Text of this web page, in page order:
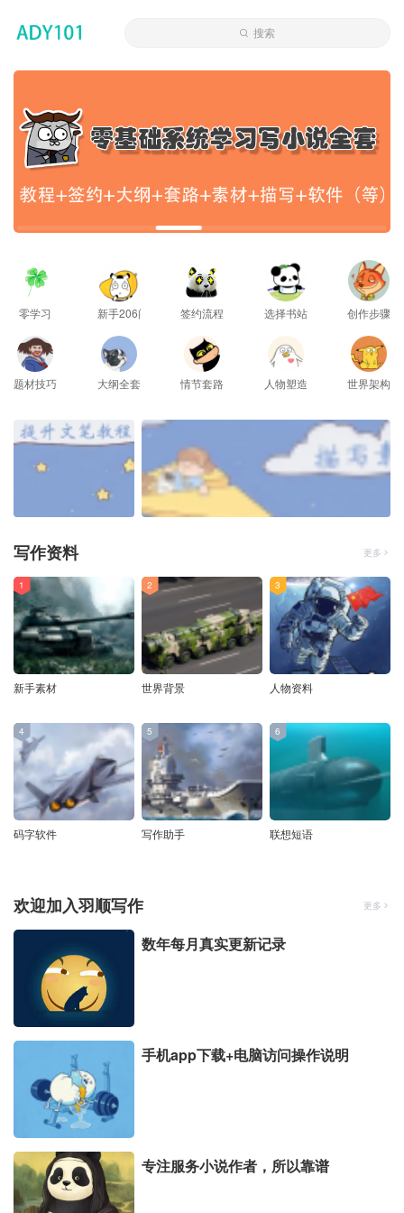
搜索
零学习 新手206问 签约流程 选择书站 创作步骤
题材技巧 大纲全套 情节套路 人物塑造 世界架构
写作资料 更多
1
新手素材
2
世界背景
3
人物资料
4
码字软件
5
写作助手
6
联想短语
欢迎加入羽顺写作 更多
数年每月真实更新记录
手机app下载+电脑访问操作说明
专注服务小说作者，所以靠谱